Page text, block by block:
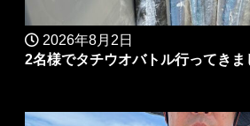
2026年8月2日
2名様でタチウオバトル行ってきま